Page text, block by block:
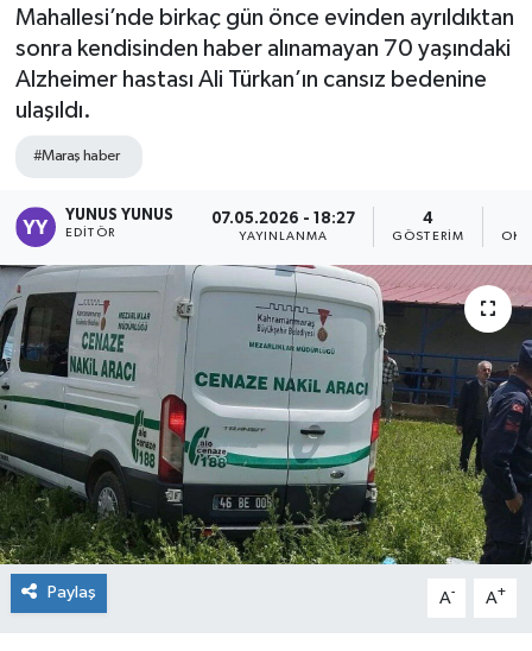
Mahallesi’nde birkaç gün önce evinden ayrıldıktan
sonra kendisinden haber alınamayan 70 yaşındaki
Alzheimer hastası Ali Türkan’ın cansız bedenine
ulaşıldı.
#Maraş haber
YUNUS YUNUS
EDITÖR
07.05.2026 - 18:27
YAYINLANMA
4
GÖSTERIM
Paylaş A- A+